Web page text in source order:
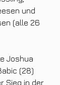
und
(alle 26
Joshua
(28)
Sieg in der